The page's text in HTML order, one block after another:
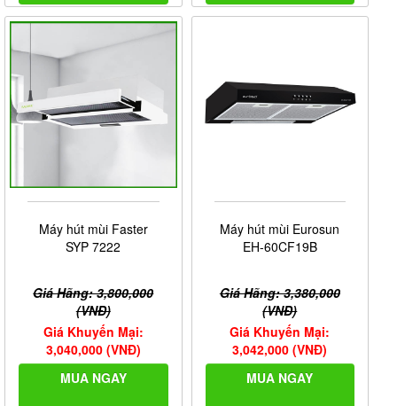
Máy hút mùi Faster
SYP 7222
Giá Hãng: 3,800,000
(VNĐ)
Giá Khuyến Mại:
3,040,000 (VNĐ)
MUA NGAY
Máy hút mùi Eurosun
EH-60CF19B
Giá Hãng: 3,380,000
(VNĐ)
Giá Khuyến Mại:
3,042,000 (VNĐ)
MUA NGAY